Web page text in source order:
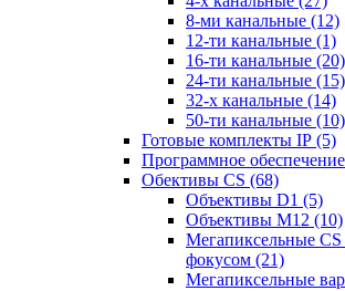
8-ми канальные (12)
12-ти канальные (1)
16-ти канальные (20)
24-ти канальные (15)
32-х канальные (14)
50-ти канальные (10)
Готовые комплекты IP (5)
Программное обеспечение
Обективы CS (68)
Объективы D1 (5)
Объективы M12 (10)
Мегапиксельные
фокусом (21)
Мегапиксельные